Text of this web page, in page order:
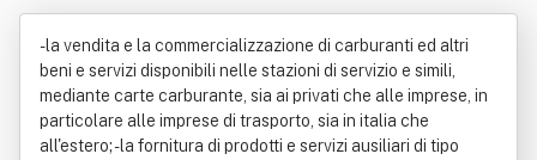
Srl
- la vendita e la commercializzazione di carburanti ed altri
beni e servizi disponibili nelle stazioni di servizio e simili,
mediante carte carburante, sia ai privati che alle imprese, in
particolare alle imprese di trasporto, sia in italia che
all'estero; - la fornitura di prodotti e servizi ausiliari di tipo